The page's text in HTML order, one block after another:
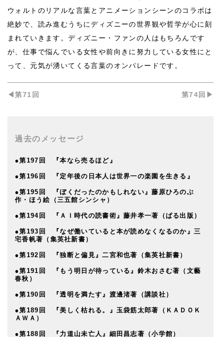
ウォルトのリアルな言葉とアニメーションシーンのコラボは
絶妙で、読み進むうちにディズニーの世界観や哲学が心に刻
まれていきます。ディズニー・ファンの人はもちろんです
が、仕事で悩んでいる女性や前向きに努力している女性にと
って、元気が湧いてくる言葉のオンパレードです。
◀︎第71回 第74回▶︎
過去のメッセージ
●第197回 『本なら売るほど』
●第196回 『定年後の日本人は世界一の楽園を生きる』
●第195回 『ぼくだったのかもしれない』藤原ひろのぶ
作・ほう絵（三五館シンシャ）
●第194回 『ＡＩ時代の読書術』藤井孝一著（ぱる出版）
●第193回 『なぜ働いていると本が読めなくなるのか』三
宅香帆著（集英社新書）
●第192回 『独断と偏見』二宮和也著（集英社新書）
●第191回 『もう明日が待っている』鈴木おさむ著（文藝
春秋）
●第190回 『透明を満たす』渡邊渚著（講談社）
●第189回 『美しく枯れる。』玉袋筋太郎著（ＫＡＤＯＫ
ＡＷＡ）
●第188回 『力道山未亡人』細田昌志著（小学館）